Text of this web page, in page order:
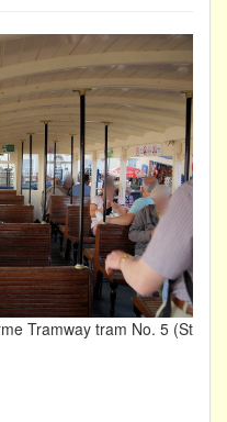
Tramway tram No. 5 (St